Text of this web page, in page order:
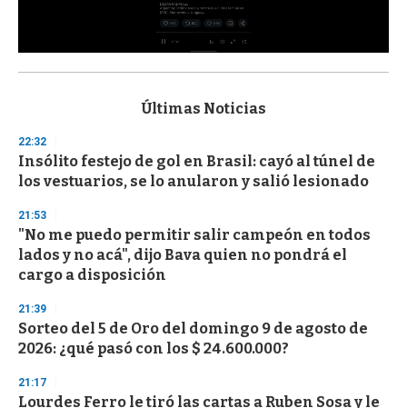
s
d
s
o
f
3
s
e
c
o
d
s
Últimas Noticias
22:32
Insólito festejo de gol en Brasil: cayó al túnel de
los vestuarios, se lo anularon y salió lesionado
21:53
"No me puedo permitir salir campeón en todos
lados y no acá", dijo Bava quien no pondrá el
cargo a disposición
21:39
Sorteo del 5 de Oro del domingo 9 de agosto de
2026: ¿qué pasó con los $ 24.600.000?
21:17
Lourdes Ferro le tiró las cartas a Ruben Sosa y le